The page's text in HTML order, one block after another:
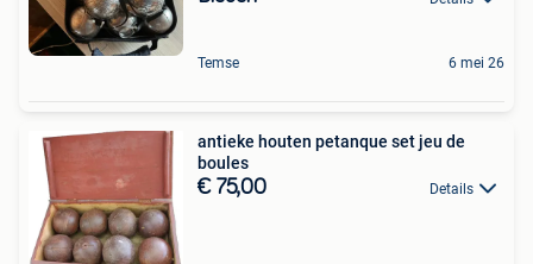
Temse 6 mei 26
antieke houten petanque set jeu de
boules
€ 75,00 Details